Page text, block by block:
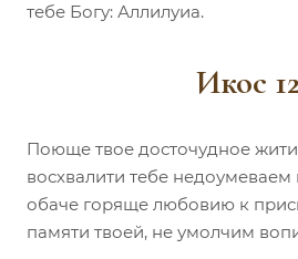
тебе Богу: Аллилуиа.
Икос
Поюще твое досточудное
восхвалити тебе
обаче горяще любовию к
памяти твоей, не умолчим